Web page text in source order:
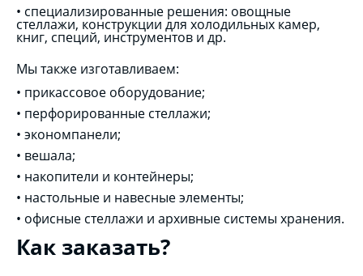
• специализированные решения: овощные
стеллажи, конструкции для холодильных камер,
книг, специй, инструментов и др.
Мы также изготавливаем:
• прикассовое оборудование;
• перфорированные стеллажи;
• экономпанели;
• вешала;
• накопители и контейнеры;
• настольные и навесные элементы;
• офисные стеллажи и архивные системы хранения.
Как заказать?